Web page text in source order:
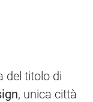
del titolo di
, unica città